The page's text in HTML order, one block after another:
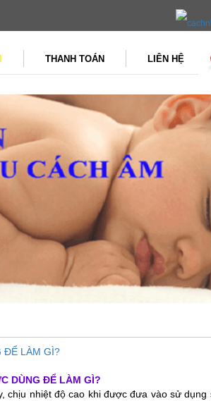
THANH TOÁN LIÊN HỆ
ĐỂ LÀM GÌ?
DÙNG ĐỂ LÀM GÌ?
chịu nhiệt độ cao khi được đưa vào sử